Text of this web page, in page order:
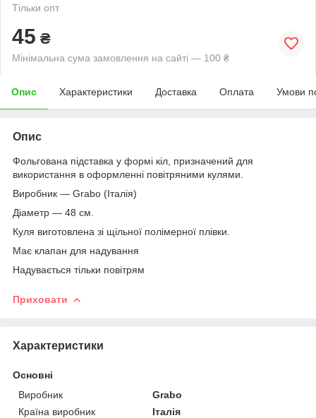
Тільки опт
45 ₴
Мінімальна сума замовлення на сайті — 100 ₴
Опис Характеристики Доставка Оплата Умови
Опис
Фольгована підставка у формі кіл, призначений для
використання в оформленні повітряними кулями.
Виробник — Grabo (Італія)
Діаметр — 48 см.
Куля виготовлена зі щільної полімерної плівки.
Має клапан для надування
Надувається тільки повітрям
Приховати
Характеристики
Основні
Виробник
Grabo
Країна виробник
Італія